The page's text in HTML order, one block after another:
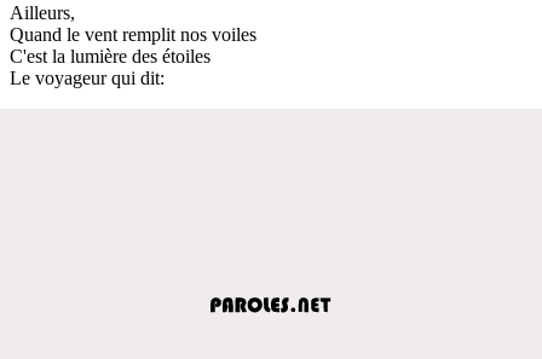
Ailleurs,
Quand le vent remplit nos voiles
C'est la lumière des étoiles
Le voyageur qui dit: